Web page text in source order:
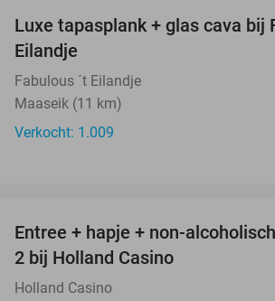
Luxe tapasplank + glas cava bij
Eilandje
Fabulous ´t Eilandje
Maaseik (11 km)
Verkocht: 1.009
Entree + hapje + non-
2 bij Holland Casino
Holland Casino